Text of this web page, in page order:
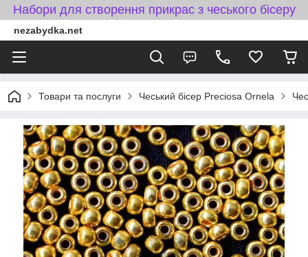
Набори для створення прикрас з чеського бісеру
nezabydka.net
Товари та послуги Чеський бісер Preciosa Ornela